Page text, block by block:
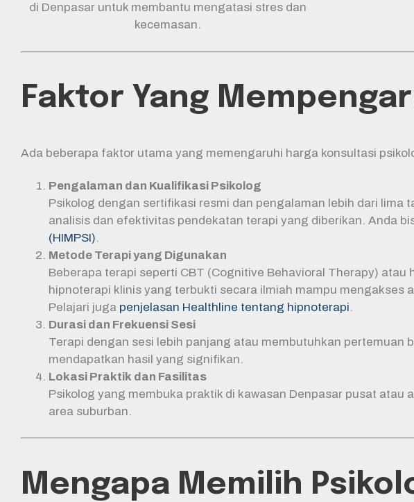
di Denpasar untuk membantu mengatasi stres dan
kecemasan.
Faktor Yang
Ada beberapa faktor utama yang memengaruhi harga konsultasi
Pengalaman dan Kualifikasi Psikolog
Psikolog dengan sertifikasi resmi dan pengalaman lebih dari
analisis dan efektivitas pendekatan terapi yang diberikan. Anda
(HIMPSI).
Metode Terapi yang Digunakan
Beberapa terapi seperti CBT (Cognitive Behavioral Therapy) atau
hipnoterapi klinis yang terbukti secara ilmiah mampu mengakses
Pelajari juga penjelasan Healthline tentang hipnoterapi.
Durasi dan Frekuensi Sesi
Terapi dengan sesi lebih panjang atau membutuhkan
mendapatkan hasil yang signifikan.
Lokasi Praktik dan Fasilitas
Psikolog yang membuka praktik di kawasan Denpasar pusat
area suburban.
Mengapa Memilih